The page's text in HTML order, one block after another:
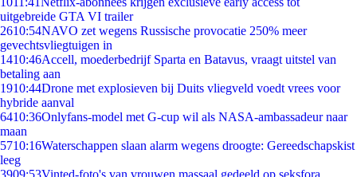
uitgebreide GTA VI trailer
2610:54NAVO zet wegens Russische provocatie 250% meer
gevechtsvliegtuigen in
1410:46Accell, moederbedrijf Sparta en Batavus, vraagt uitstel van
betaling aan
1910:44Drone met explosieven bij Duits vliegveld voedt vrees voor
hybride aanval
6410:36Onlyfans-model met G-cup wil als NASA-ambassadeur naar
maan
5710:16Waterschappen slaan alarm wegens droogte: Gereedschapskist
leeg
3909:53Vinted-foto's van vrouwen massaal gedeeld op seksfora